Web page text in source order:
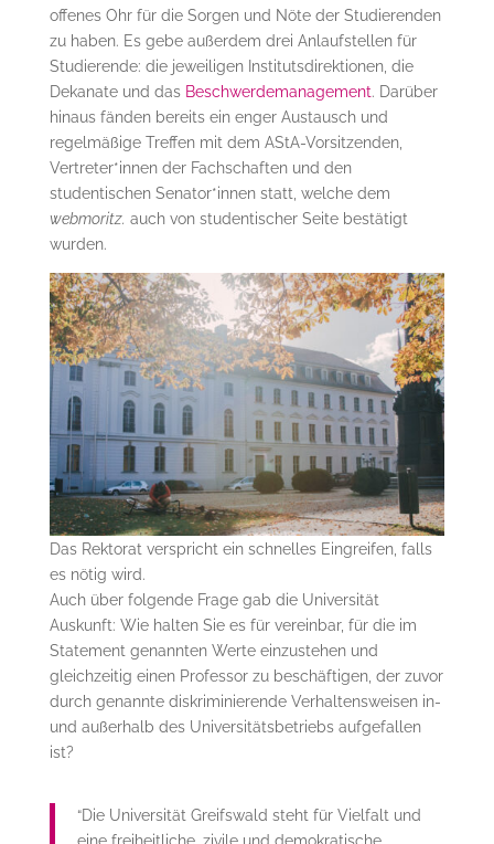
offenes Ohr für die Sorgen und Nöte der Studierenden
zu haben. Es gebe außerdem drei Anlaufstellen für
Studierende: die jeweiligen Institutsdirektionen, die
Dekanate und das Beschwerdemanagement. Darüber
hinaus fänden bereits ein enger Austausch und
regelmäßige Treffen mit dem AStA-Vorsitzenden,
Vertreter*innen der Fachschaften und den
studentischen Senator*innen statt, welche dem
webmoritz. auch von studentischer Seite bestätigt
wurden.
Das Rektorat verspricht ein schnelles Eingreifen, falls
es nötig wird.
Auch über folgende Frage gab die Universität
Auskunft: Wie halten Sie es für vereinbar, für die im
Statement genannten Werte einzustehen und
gleichzeitig einen Professor zu beschäftigen, der zuvor
durch genannte diskriminierende Verhaltensweisen in-
und außerhalb des Universitätsbetriebs aufgefallen
ist?
“Die Universität Greifswald steht für Vielfalt und